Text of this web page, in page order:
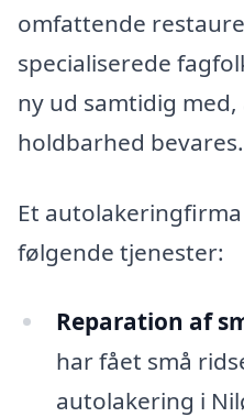
omfattende
specialiserede
ny ud samtidig
holdbarhed bevares.
Et
følgende tjenester:
Reparation af
har fået små
autolakering i